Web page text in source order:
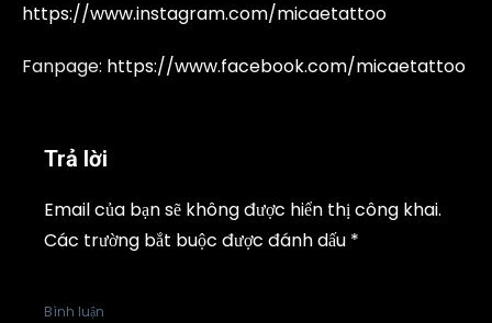
https://www.instagram.com/micaetattoo
Fanpage: https://www.facebook.com/micaetattoo
Trả lời
Email của bạn sẽ không được hiển thị công khai.
Các trường bắt buộc được đánh dấu *
Bình luận